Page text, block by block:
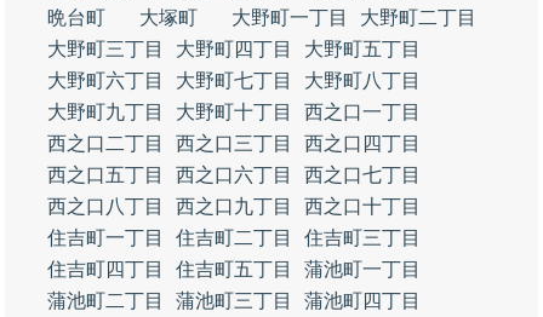
晩台町
大塚町 大野町一丁目
大野町二丁目
大野町三丁目
大野町四丁目
大野町五丁目
大野町六丁目
大野町七丁目
大野町八丁目
大野町九丁目
大野町十丁目
西之口一丁目
西之口二丁目
西之口三丁目
西之口四丁目
西之口五丁目
西之口六丁目
西之口七丁目
西之口八丁目
西之口九丁目
西之口十丁目
住吉町一丁目
住吉町二丁目
住吉町三丁目
住吉町四丁目
住吉町五丁目
蒲池町一丁目
蒲池町二丁目
蒲池町三丁目
蒲池町四丁目